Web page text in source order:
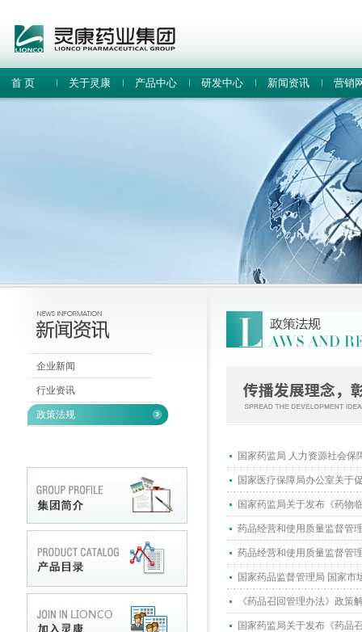
首 页 关于灵康 产品中心 研发中心 新闻资讯 营销
企业新闻
行业资讯
政策法规
国家药监局 人力资源社会保
国家医疗保障局办公室关于
国家药监局关于发布《药物
药品经营和使用质量监督管
药品经营和使用质量监督管
国家药品监督管理局 国家市
《药品召回管理办法》政策
国家药监局关于发布《药品